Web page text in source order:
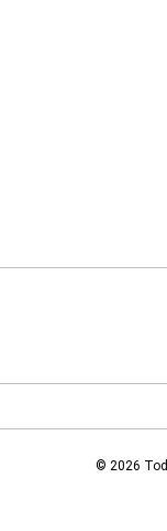
© 2026